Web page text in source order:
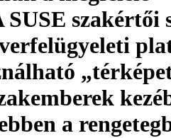
SUSE szakértői
a